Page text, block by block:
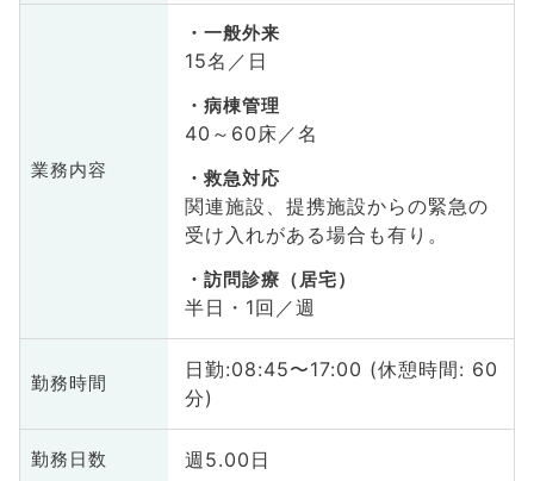
業務内容
一般外来
15名／日
病棟管理
40～60床／名
救急対応
関連施設、提携施設からの緊急の
受け入れがある場合も有り。
訪問診療（居宅）
半日・1回／週
勤務時間
日勤:08:45〜17:00 (休憩時間: 60
分)
勤務日数 週5.00日